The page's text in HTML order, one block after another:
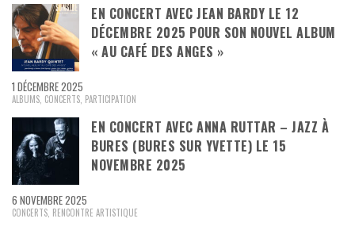
EN CONCERT AVEC JEAN BARDY LE 12
DÉCEMBRE 2025 POUR SON NOUVEL ALBUM
« AU CAFÉ DES ANGES »
1 DÉCEMBRE 2025
ALBUMS, CONCERTS, PARTICIPATION
EN CONCERT AVEC ANNA RUTTAR – JAZZ À
BURES (BURES SUR YVETTE) LE 15
NOVEMBRE 2025
6 NOVEMBRE 2025
CONCERTS, RENCONTRE ARTISTIQUE